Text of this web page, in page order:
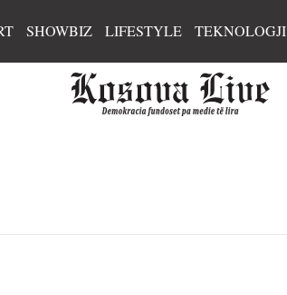
SHOWBIZ LIFESTYLE TEKNOLOGJI